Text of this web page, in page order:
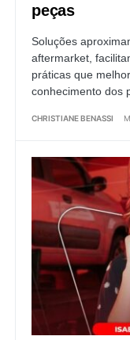
peças
Soluções
aftermarket,
práticas que
conhecimento dos
CHRISTIANE BENASSI